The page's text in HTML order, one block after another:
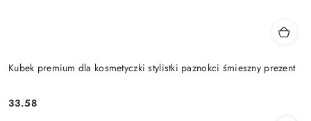
Kubek premium dla kosmetyczki stylistki paznokci śmieszny prezent
Cena:
33.58